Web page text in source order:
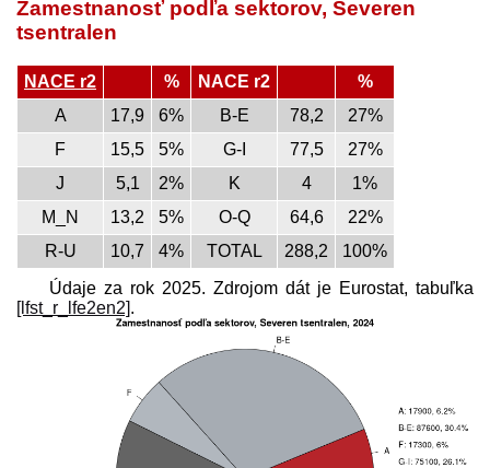
Zamestnanosť podľa sektorov, Severen
tsentralen
NACE r2 % NACE r2
%
A
17,9 6% B-E 78,2
27%
F
15,5 5% G-I 77,5
27%
J
5,1 2% K 4
1%
M_N
13,2 5% O-Q 64,6
22%
R-U
10,7 4% TOTAL 288,2
100%
Údaje za rok 2025. Zdrojom dát je Eurostat, tabuľka
[lfst_r_lfe2en2].